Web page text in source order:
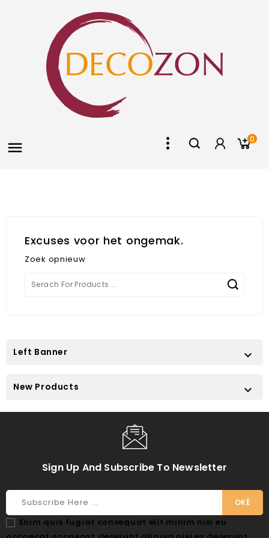
 0
Excuses voor het ongemak.
Zoek opnieuw
Left Banner 
New Products 
Sign Up And Subscribe To Newsletter
Enim quis fugiat consequat elit minim nisi eu